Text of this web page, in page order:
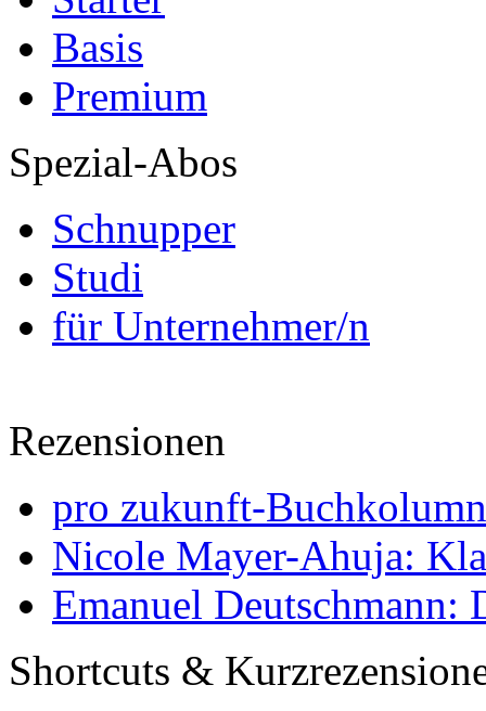
Basis
Premium
Spezial-Abos
Schnupper
Studi
für Unternehmer/n
Rezensionen
pro zukunft-
Nicole Mayer-Ahuja:
Emanuel Deutschmann:
Shortcuts &